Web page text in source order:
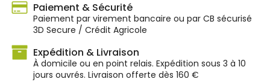
Paiement & Sécurité
Paiement par virement bancaire ou par CB sécurisé
3D Secure / Crédit Agricole
Expédition & Livraison
À domicile ou en point relais. Expédition sous 3 à 10
jours ouvrés. Livraison offerte dès 160 €